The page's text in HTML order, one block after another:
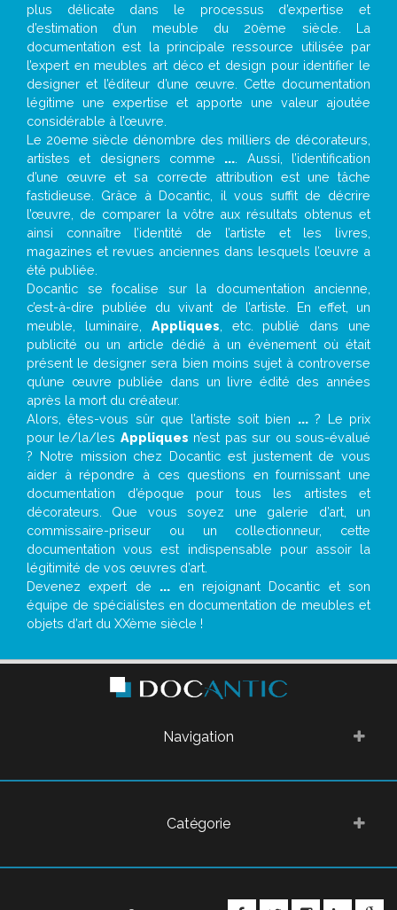
plus délicate dans le processus d’expertise et
d’estimation d’un meuble du 20ème siècle. La
documentation est la principale ressource utilisée par
l’expert en meubles art déco et design pour identifier le
designer et l’éditeur d’une œuvre. Cette documentation
légitime une expertise et apporte une valeur ajoutée
considérable à l’œuvre.
Le 20eme siècle dénombre des milliers de décorateurs,
artistes et designers comme ... . Aussi, l’identification
d’une œuvre et sa correcte attribution est une tâche
fastidieuse. Grâce à Docantic, il vous suffit de décrire
l’œuvre, de comparer la vôtre aux résultats obtenus et
ainsi connaître l’identité de l’artiste et les livres,
magazines et revues anciennes dans lesquels l’œuvre a
été publiée.
Docantic se focalise sur la documentation ancienne,
c’est-à-dire publiée du vivant de l’artiste. En effet, un
meuble, luminaire, Appliques , etc. publié dans une
publicité ou un article dédié à un évènement où était
présent le designer sera bien moins sujet à controverse
qu’une œuvre publiée dans un livre édité des années
après la mort du créateur.
Alors, êtes-vous sûr que l’artiste soit bien ...? Le prix
pour le/la/les Appliques n’est pas sur ou sous-évalué
? Notre mission chez Docantic est justement de vous
aider à répondre à ces questions en fournissant une
documentation d’époque pour tous les artistes et
décorateurs. Que vous soyez une galerie d’art, un
commissaire-priseur ou un collectionneur, cette
documentation vous est indispensable pour assoir la
légitimité de vos œuvres d’art.
Devenez expert de ... en rejoignant Docantic et son
équipe de spécialistes en documentation de meubles et
objets d’art du XXème siècle !
Navigation
Catégorie